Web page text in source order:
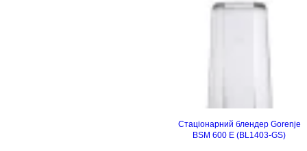
Стаціонарний блендер Gorenje
BSM 600 E (BL1403-GS)